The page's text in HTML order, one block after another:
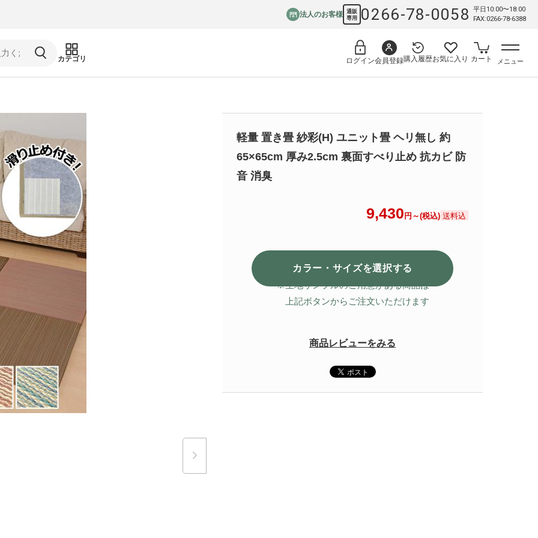
法人のお客様 通販
専用
0266-78-0058
平日10:00〜18:00
FAX:0266-78-6388
カテゴリ ログイン会員登録購入履歴お気に入り カート メニュー
軽量 置き畳 紗彩(H) ユニット畳 ヘリ無し 約
65×65cm 厚み2.5cm 裏面すべり止め 抗カビ 防
音 消臭
9,430 円～(税込) 送料込
カラー・サイズを選択する
※生地サンプルのご用意がある商品は
上記ボタンからご注文いただけます
商品レビューをみる